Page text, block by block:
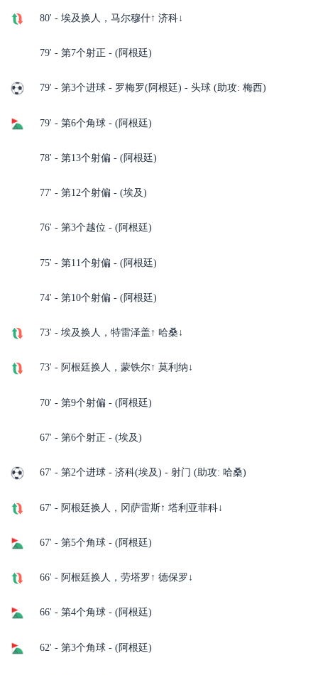
80' - 埃及换人，马尔穆什↑ 济科↓
79' - 第7个射正 - (阿根廷)
79' - 第3个进球 - 罗梅罗(阿根廷) - 头球 (助攻: 梅西)
79' - 第6个角球 - (阿根廷)
78' - 第13个射偏 - (阿根廷)
77' - 第12个射偏 - (埃及)
76' - 第3个越位 - (阿根廷)
75' - 第11个射偏 - (阿根廷)
74' - 第10个射偏 - (阿根廷)
73' - 埃及换人，特雷泽盖↑ 哈桑↓
73' - 阿根廷换人，蒙铁尔↑ 莫利纳↓
70' - 第9个射偏 - (阿根廷)
67' - 第6个射正 - (埃及)
67' - 第2个进球 - 济科(埃及) - 射门 (助攻: 哈桑)
67' - 阿根廷换人，冈萨雷斯↑ 塔利亚菲科↓
67' - 第5个角球 - (阿根廷)
66' - 阿根廷换人，劳塔罗↑ 德保罗↓
66' - 第4个角球 - (阿根廷)
62' - 第3个角球 - (阿根廷)